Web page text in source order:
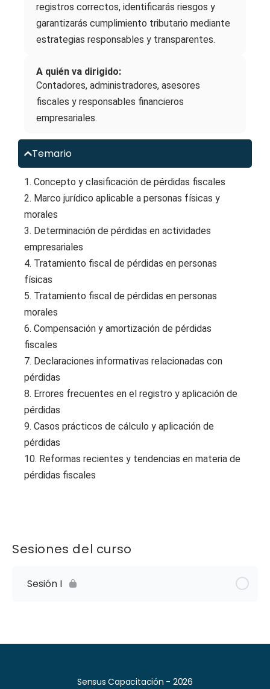
registros correctos, identificarás riesgos y
garantizarás cumplimiento tributario mediante
estrategias responsables y transparentes.
A quién va dirigido:
Contadores, administradores, asesores
fiscales y responsables financieros
empresariales.
Temario
1. Concepto y clasificación de pérdidas fiscales
2. Marco jurídico aplicable a personas físicas y
morales
3. Determinación de pérdidas en actividades
empresariales
4. Tratamiento fiscal de pérdidas en personas
físicas
5. Tratamiento fiscal de pérdidas en personas
morales
6. Compensación y amortización de pérdidas
fiscales
7. Declaraciones informativas relacionadas con
pérdidas
8. Errores frecuentes en el registro y aplicación de
pérdidas
9. Casos prácticos de cálculo y aplicación de
pérdidas
10. Reformas recientes y tendencias en materia de
pérdidas fiscales
Sesiones del curso
Sesión I
Sensus Capacitación - 2026